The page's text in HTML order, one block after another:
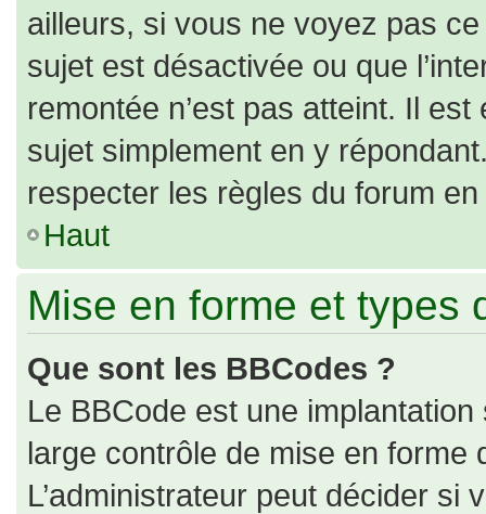
ailleurs, si vous ne voyez pas
sujet est désactivée ou que
remontée n’est pas atteint. Il
sujet simplement en y
respecter les règles du forum
Haut
Mise en forme et types
Que sont les BBCodes ?
Le BBCode est une
large contrôle de mise en forme
L’administrateur peut décider